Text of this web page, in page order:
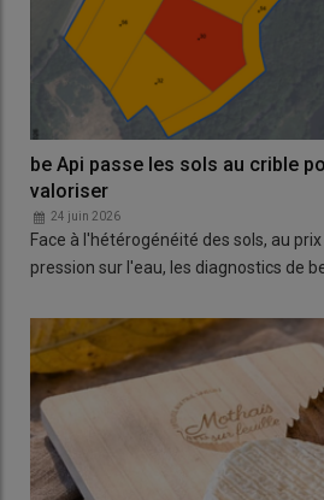
be Api passe les sols au crible
valoriser
24 juin 2026
Face à l'hétérogénéité des sols, au
pression sur l'eau, les diagnostics de